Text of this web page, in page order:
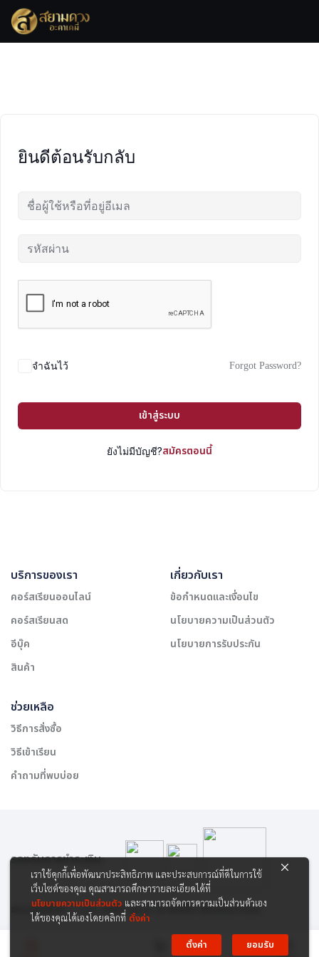
Skip
content
ยินดีต้อนรับกลับ
จำฉันไว้ Forgot Password?
เข้าสู่ระบบ
ยังไม่มีบัญชี?สมัครตอนนี้
บริการของเรา
คอร์สเรียนออนไลน์
คอร์สเรียนสด
อีบุ๊ค
สินค้า
เกี่ยวกับเรา
ข้อกำหนดและเงื่อนไข
นโยบายความเป็นส่วนตัว
นโยบายการรับประกัน
ช่วยเหลือ
วิธีการสั่งซื้อ
วิธีเข้าเรียน
คำถามที่พบบ่อย
สงวนลิขสิทธิ์ © 2565 บริษัท สยาม เคาเซิลลิ่ง เซ็นเตอร์ จำกัด
รองรับการชำระเงิน:
เราใช้คุกกี้เพื่อพัฒนาประสิทธิภาพ และประสบการณ์ที่ดีในการใช้
เว็บไซต์ของคุณ คุณสามารถศึกษารายละเอียดได้ที่
นโยบายความเป็นส่วนตัว และสามารถจัดการความเป็นส่วนตัวเอง
ได้ของคุณได้เองโดยคลิกที่ ตั้งค่า
ตั้งค่า
ยอมรับ